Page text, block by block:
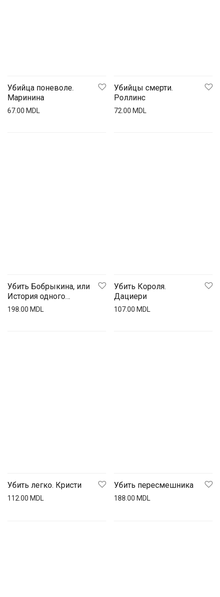
Убийца поневоле.
Маринина
67.00 MDL
Убийцы смерти.
Роллинс
72.00 MDL
Убить Бобрыкина, или
История одного
убийства
198.00 MDL
Убить Короля.
Дациери
107.00 MDL
Убить легко. Кристи
112.00 MDL
Убить пересмешника
188.00 MDL